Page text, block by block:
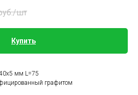
шт
Купить
мм L=75
графитом